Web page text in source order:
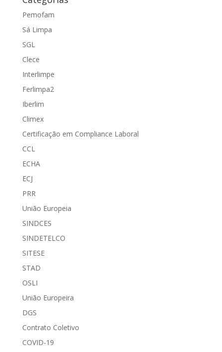
Pemofam
Sá Limpa
SGL
Clece
Interlimpe
Ferlimpa2
Iberlim
Climex
Certificação em Compliance Laboral
CCL
ECHA
ECJ
PRR
União Europeia
SINDCES
SINDETELCO
SITESE
STAD
OSLI
União Europeira
DGS
Contrato Coletivo
COVID-19